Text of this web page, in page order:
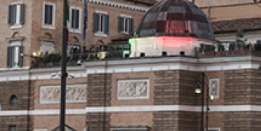
Vai
al
contenuto